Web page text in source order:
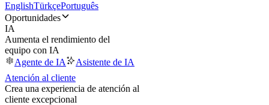
EnglishTürkçePortuguês
Oportunidades
IA
Aumenta el rendimiento del
equipo con IA
Agente de IA
Asistente de IA
Atención al cliente
Crea una experiencia de atención al
cliente excepcional